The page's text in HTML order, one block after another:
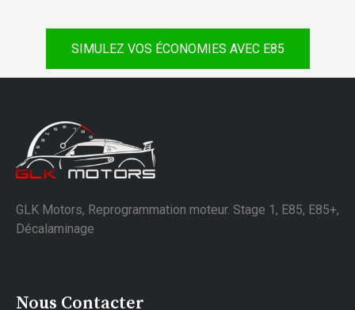
SIMULEZ VOS ÉCONOMIES AVEC E85
GLK Motors, Reprogrammation moteur. Stage 1, E85, E85+,
Décalaminage
Nous Contacter